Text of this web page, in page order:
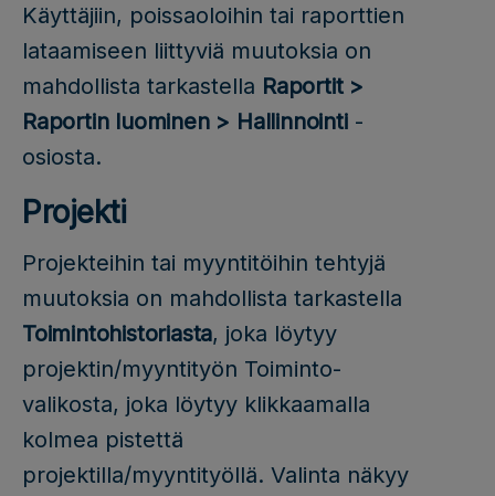
Käyttäjiin, poissaoloihin tai raporttien
lataamiseen liittyviä muutoksia on
mahdollista tarkastella Raportit >
Raportin luominen > Hallinnointi-
osiosta.
Projekti
Projekteihin tai myyntitöihin tehtyjä
muutoksia on mahdollista tarkastella
Toimintohistoriasta, joka löytyy
projektin/myyntityön Toiminto-
valikosta, joka löytyy klikkaamalla
kolmea pistettä
projektilla/myyntityöllä. Valinta näkyy